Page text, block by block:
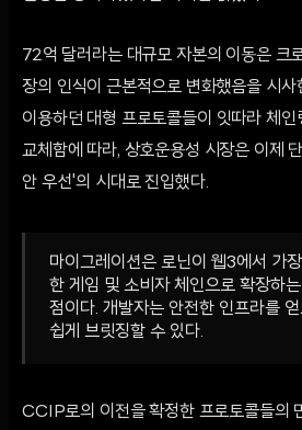
72억 달러라는 대규모 자본의 이동은 크
장의 인식이 근본적으로 변화했음을 시사
이용하던 대형 프로토콜들이 잇따라 체
교체함에 따라, 상호운용성 시장은 이제
안 우선'의 시대로 진입했다.
마이그레이션은 로닌이 웹3에서 가
한 게임 및 소비자 체인으로 확장하
점이다. 개발자는 안전한 인프라를
쉽게 브릿징할 수 있다.
CCIP로의 이전을 확정한 프로토콜들의